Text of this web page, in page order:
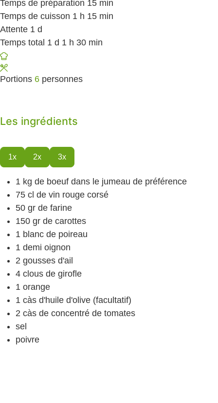
Temps de préparation 15 minutes
min
Temps de cuisson 1 heure
h 15 minutes
min
Attente 1 day
d
Temps total 1 day
d 1 heure
h 30 minutes
min
Portions 6 personnes
Les ingrédients
1x 2x 3x
1 kg de boeuf dans le jumeau de préférence
75 cl de vin rouge corsé
50 gr de farine
150 gr de carottes
1 blanc de poireau
1 demi oignon
2 gousses d'ail
4 clous de girofle
1 orange
1 càs d'huile d'olive (facultatif)
2 càs de concentré de tomates
sel
poivre